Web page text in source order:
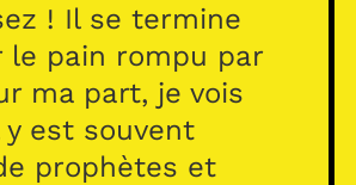
! Il se termine
le pain rompu par
ma part, je vois
y est souvent
prophètes et